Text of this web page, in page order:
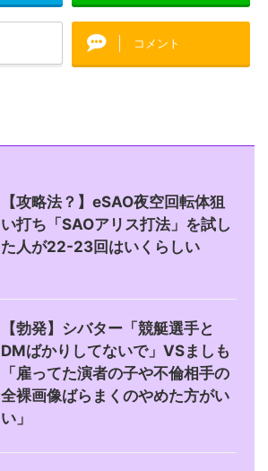
コメント
【攻略法？】eSAO夜空回転体狙
い打ち「SAOアリス打法」を試し
た人が22-23回はいくらしい
【勃発】シバター「競艇選手と
DMばかりしてないで」VSましも
「雇ってた演者の子や不倫相手の
全裸画像ばらまくのやめた方がい
い」